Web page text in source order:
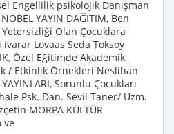
Engellilik psikolojik Danışman
YAYIN DAĞITIM, Ben
Olan Çocuklara
Lovaas Seda Toksoy
Özel Eğitimde Akademik
/ Etkinlik Örnekleri Neslihan
Sorunlu Çocukları
Psk. Dan. Sevil Taner/ Uzm.
MORPA KÜLTÜR
ve